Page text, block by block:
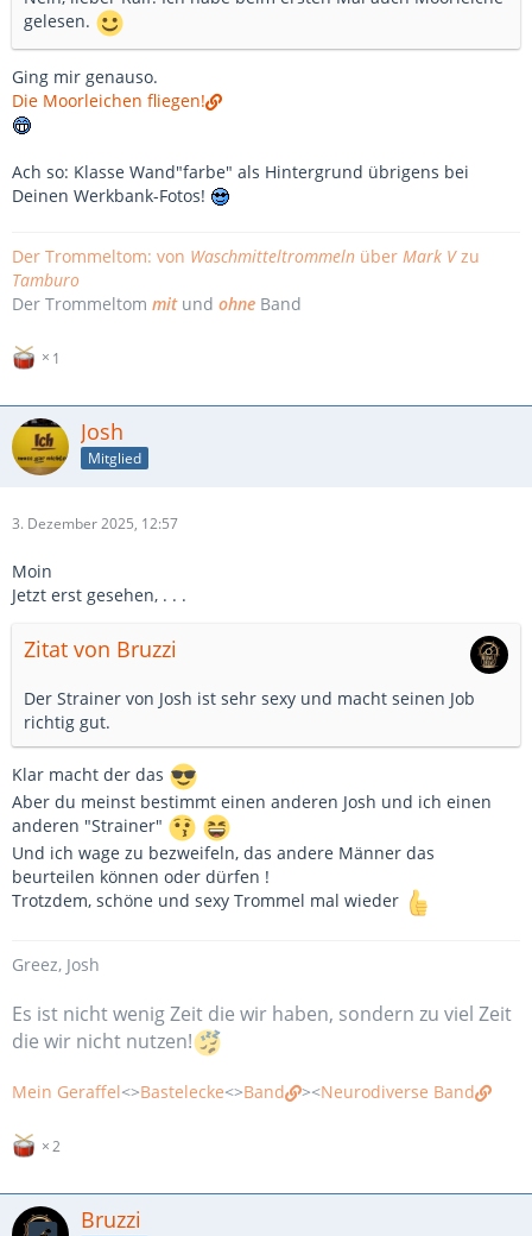
gelesen.
Ging mir genauso.
Die Moorleichen fliegen!
Ach so: Klasse Wand"farbe" als Hintergrund übrigens bei
Deinen Werkbank-Fotos!
Der Trommeltom: von Waschmitteltrommeln über Mark Vzu
Tamburo
Der Trommeltom mitund ohne Band
1
Josh
Mitglied
3. Dezember 2025, 12:57
Moin
Jetzt erst gesehen, . . .
Zitat von Bruzzi
Der Strainer von Josh ist sehr sexy und macht seinen Job
richtig gut.
Klar macht der das
Aber du meinst bestimmt einen anderen Josh und ich einen
anderen "Strainer"
Und ich wage zu bezweifeln, das andere Männer das
beurteilen können oder dürfen !
Trotzdem, schöne und sexy Trommel mal wieder
Greez, Josh
Es ist nicht wenig Zeit die wir haben, sondern zu viel Zeit
die wir nicht nutzen!
Mein Geraffel<>Bastelecke<>Band ><Neurodiverse Band
2
Bruzzi